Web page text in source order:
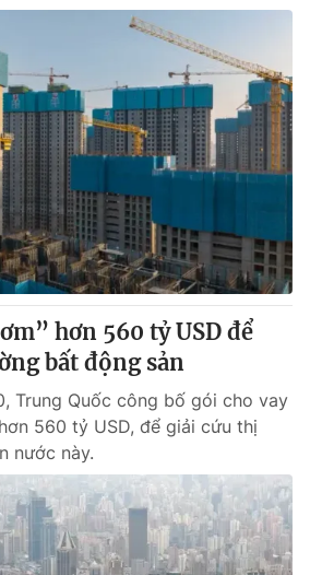
hơn 560 tỷ USD để
bất động sản
Trung Quốc công bố gói cho vay
560 tỷ USD, để giải cứu thị
nước này.